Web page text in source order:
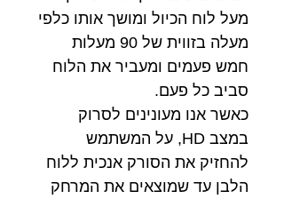
מעל לוח הכיול ומושך אותו כלפי
מעלה בזווית של 90 מעלות
חמש פעמים ומעביר את הלוח
סביב כל פעם.
כאשר אנו מעונינים לסרוק
במצב HD, על המשתמש
להחזיק את הסורק אנכית ללוח
הלבן עד שמוצאים את המרחק